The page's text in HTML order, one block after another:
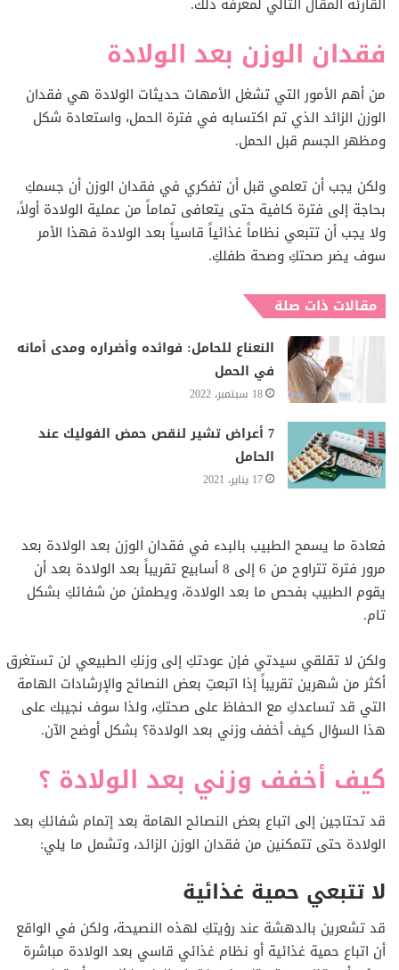
فقدان الوزن بعد الولادة
من أهم الأمور التي تشغل الأمهات حديثات الولادة هي فقدان
الوزن الزائد الذي تم اكتسابه في فترة الحمل، واستعادة شكل
ومظهر الجسم قبل الحمل.
ولكن يجب أن تعلمي قبل أن تفكري في فقدان الوزن أن جسمكِ
بحاجة إلى فترة كافية حتى يتعافى تماماً من عملية الولادة أولاً،
ولا يجب أن تتبعي نظاماً غذائياً قاسياً بعد الولادة فهذا الأمر
سوف يضر صحتكِ وصحة طفلكِ.
مقالات ذات صلة
النعناع للحامل: فوائده وأضراره ومدى أمانه
في الحمل
18 سبتمبر، 2022
7 أعراض تشير لنقص حمض الفوليك عند
الحامل
17 يناير، 2021
فعادة ما يسمح الطبيب بالبدء في فقدان الوزن بعد الولادة بعد
مرور فترة تتراوح من 6 إلى 8 أسابيع تقريباً بعد الولادة بعد أن
يقوم الطبيب بفحص ما بعد الولادة، ويطمئن من شفائكِ بشكل
تام.
ولكن لا تقلقي سيدتي فإن عودتكِ إلى وزنكِ الطبيعي لن تستغرق
أكثر من شهرين تقريباً إذا اتبعتِ بعض النصائح والإرشادات الهامة
التي قد تساعدكِ مع الحفاظ على صحتكِ، ولذا سوف نجيبك على
هذا السؤال كيف أخفف وزني بعد الولادة؟ بشكل أوضح الآن.
كيف أخفف وزني بعد الولادة ؟
قد تحتاجين إلى اتباع بعض النصائح الهامة بعد إتمام شفائكِ بعد
الولادة حتى تتمكنين من فقدان الوزن الزائد، وتشمل ما يلي:
لا تتبعي حمية غذائية
قد تشعرين بالدهشة عند رؤيتكِ لهذه النصيحة، ولكن في الواقع
أن اتباع حمية غذائية أو نظام غذائي قاسي بعد الولادة مباشرة